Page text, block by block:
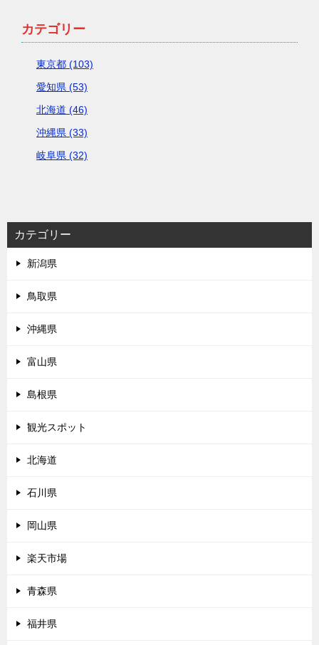
カテゴリー
東京都 (103)
愛知県 (53)
北海道 (46)
沖縄県 (33)
岐阜県 (32)
カテゴリー
新潟県
鳥取県
沖縄県
富山県
島根県
観光スポット
北海道
石川県
岡山県
楽天市場
青森県
福井県